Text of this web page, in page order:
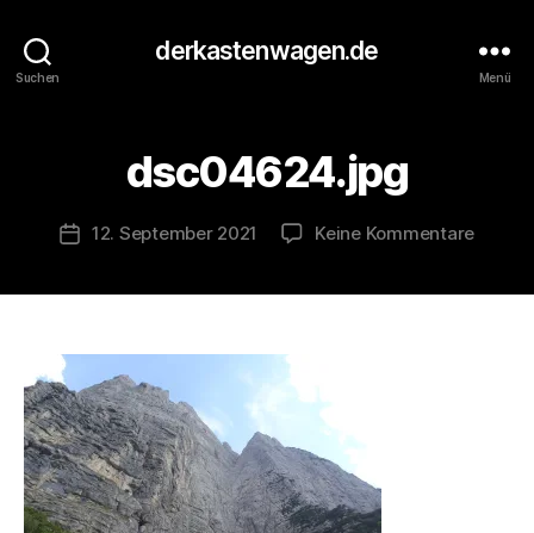
Suchen
derkastenwagen.de
Menü
dsc04624.jpg
Beitragsautor
n
K
t
n
e
Veröffentlichungsdatum
12. September 2021 Keine Kommentarezu